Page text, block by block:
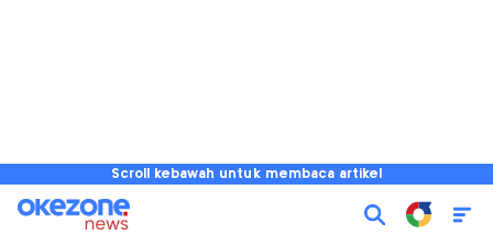
Scroll kebawah untuk membaca artikel